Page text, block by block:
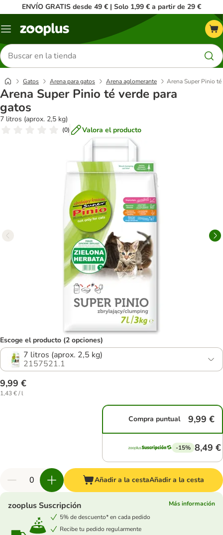
ENVÍO GRATIS desde 49 € | Solo 1,99 € a partir de 29 €
Menú
Buscar
productos
Gatos Arena para gatos Arena aglomerante Arena Super Pinio
Arena Super Pinio té verde para
gatos
7 litros (aprox. 2,5 kg)
(0) Valora el producto
Escoge el producto (2 opciones)
7 litros (aprox. 2,5 kg)
2157521.1
9,99 €
1,43 € / l
Compra puntual 9,99 €
-15% 8,49 €
Añadir a la cestaAñadir a la cesta
zooplus Suscripción
Más información
5% de descuento* en cada pedido
Recibe tu pedido regularmente